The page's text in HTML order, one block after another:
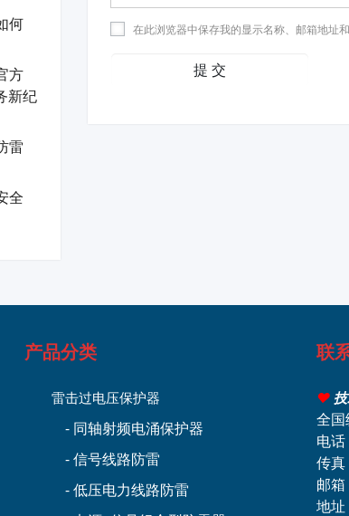
在此浏览器中保存我的显示名称、邮箱地址
何
方
新纪
雷
全
产品分类
雷击过电压保护器
- 同轴射频电涌保护器
- 信号线路防雷
- 低压电力线路防雷
联
♥技
全
电
传
邮
地